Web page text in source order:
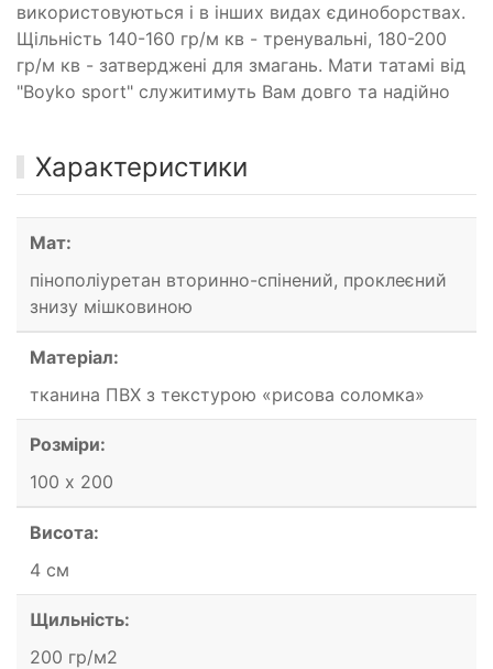
використовуються і в інших видах єдиноборствах.
Щільність 140-160 гр/м кв - тренувальні, 180-200
гр/м кв - затверджені для змагань. Мати татамі від
"Boyko sport" служитимуть Вам довго та надійно
Характеристики
Мат:
пінополіуретан вторинно-спінений, проклеєний
знизу мішковиною
Матеріал:
тканина ПВХ з текстурою «рисова соломка»
Розміри:
100 х 200
Висота:
4 см
Щильність:
200 гр/м2